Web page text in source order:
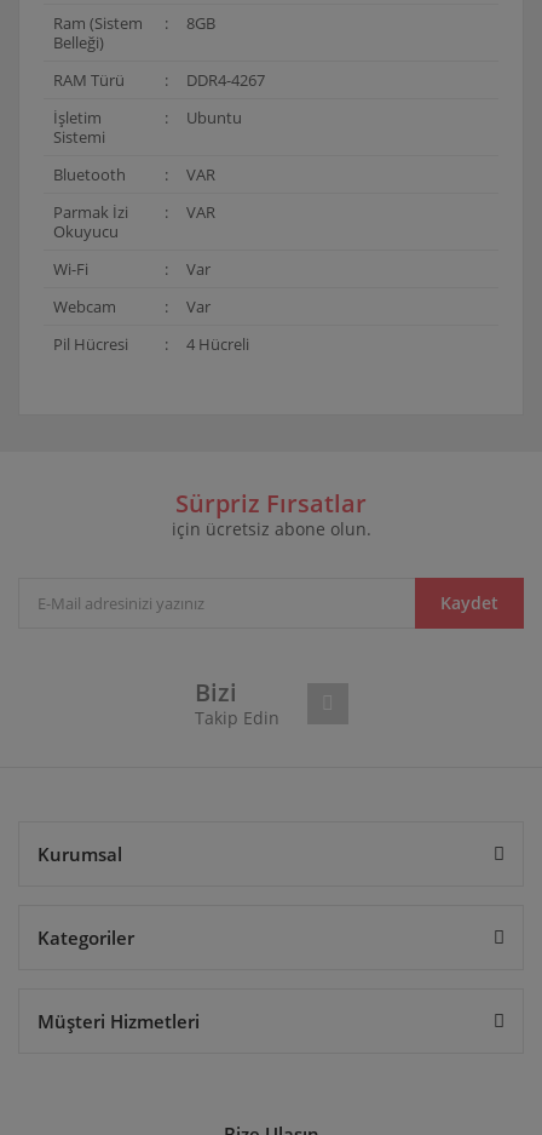
Ram (Sistem
Belleği)
: 8GB
RAM Türü :
DDR4-4267
İşletim
Sistemi
: Ubuntu
Bluetooth :
VAR
Parmak İzi
Okuyucu
: VAR
Wi-Fi :
Var
Webcam
:
Var
Pil Hücresi
: 4 Hücreli
Yorum Yaz
Ürün resmi kalitesiz, bozuk veya görüntülenemiyor.
Ürün bilgilerinde hatalar bulunuyor.
Sürpriz Fırsatlar
için ücretsiz abone olun.
Kaydet
Bizi
Takip Edin
Kurumsal
Kategoriler
Müşteri Hizmetleri